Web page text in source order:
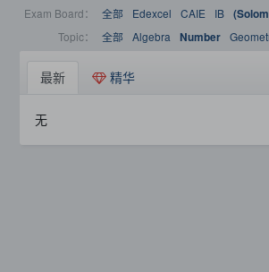
Exam Board：
全部 Edexcel CAIE IB
Topic：
全部 Algebra Number
最新 精华
无